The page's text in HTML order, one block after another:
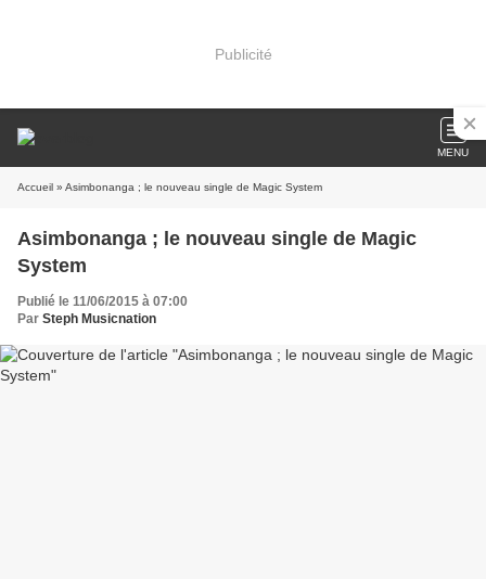
Publicité
MENU
Accueil » Asimbonanga ; le nouveau single de Magic System
Asimbonanga ; le nouveau single de Magic
System
Publié le 11/06/2015 à 07:00
Par Steph Musicnation